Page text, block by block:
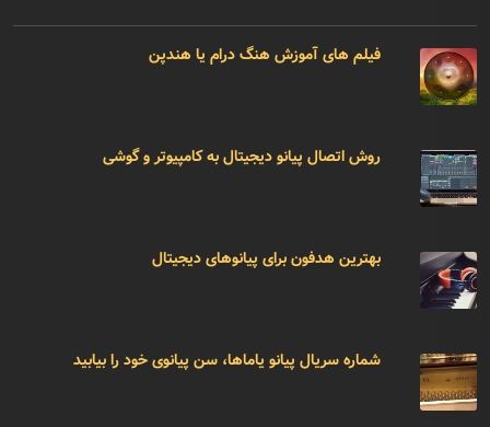
فیلم های آموزش هنگ درام یا هندپن
روش اتصال پیانو دیجیتال به کامپیوتر و گوشی
بهترین هدفون برای پیانوهای دیجیتال
شماره سریال پیانو یاماها، سن پیانوی خود را بیابید